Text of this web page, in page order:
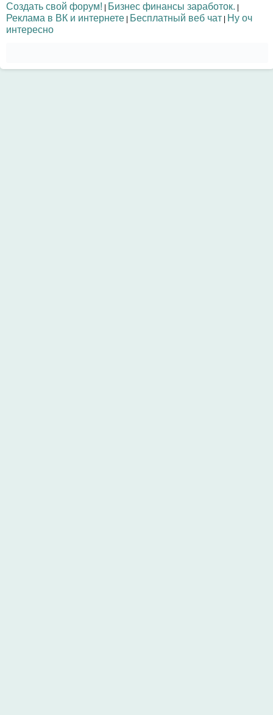
Создать свой форум! Бизнес финансы заработок.
Реклама в ВК и интернете Бесплатный веб чат Ну оч
интересно